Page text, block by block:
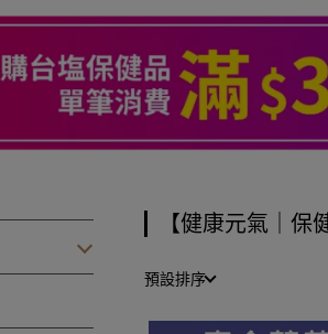
【健康元氣｜保
預設排序